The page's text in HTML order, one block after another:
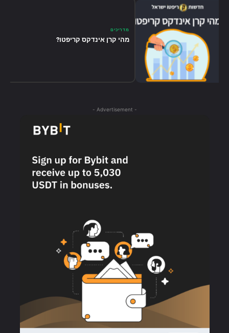
מדריכים
מהי קרן אינדקס קריפטו?
- Advertisement -